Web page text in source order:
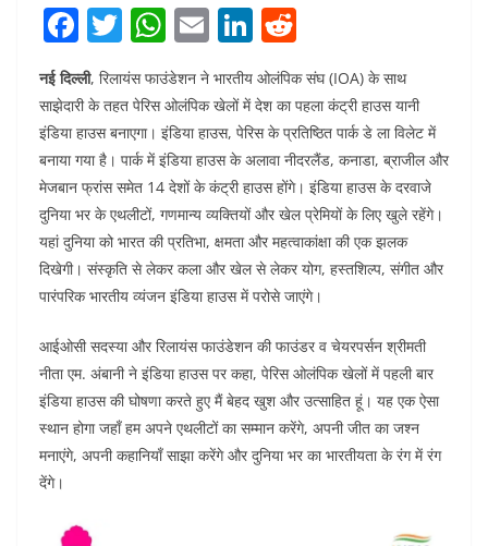
F
a
c
e
b
o
o
k
T
w
itt
er
W
h
at
s
A
p
p
E
m
ai
l
Li
n
k
e
dI
n
e
d
di
t
नई दिल्ली, रिलायंस फाउंडेशन ने भारतीय ओलंपिक संघ (IOA) के साथ
साझेदारी के तहत पेरिस ओलंपिक खेलों में देश का पहला कंट्री हाउस यानी
इंडिया हाउस बनाएगा। इंडिया हाउस, पेरिस के प्रतिष्ठित पार्क डे ला विलेट में
बनाया गया है। पार्क में इंडिया हाउस के अलावा नीदरलैंड, कनाडा, ब्राजील और
मेजबान फ्रांस समेत 14 देशों के कंट्री हाउस होंगे। इंडिया हाउस के दरवाजे
दुनिया भर के एथलीटों, गणमान्य व्यक्तियों और खेल प्रेमियों के लिए खुले रहेंगे।
यहां दुनिया को भारत की प्रतिभा, क्षमता और महत्वाकांक्षा की एक झलक
दिखेगी। संस्कृति से लेकर कला और खेल से लेकर योग, हस्तशिल्प, संगीत और
पारंपरिक भारतीय व्यंजन इंडिया हाउस में परोसे जाएंगे।
आईओसी सदस्या और रिलायंस फाउंडेशन की फाउंडर व चेयरपर्सन श्रीमती
नीता एम. अंबानी ने इंडिया हाउस पर कहा, पेरिस ओलंपिक खेलों में पहली बार
इंडिया हाउस की घोषणा करते हुए मैं बेहद खुश और उत्साहित हूं। यह एक ऐसा
स्थान होगा जहाँ हम अपने एथलीटों का सम्मान करेंगे, अपनी जीत का जश्न
मनाएंगे, अपनी कहानियाँ साझा करेंगे और दुनिया भर का भारतीयता के रंग में रंग
देंगे।